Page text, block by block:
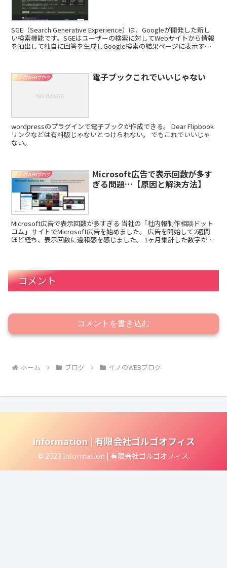
SGE（Search Generative Experience）は、Googleが開発した新し
い検索機能です。SGEはユーザーの検索に対してWebサイトから情報
を抽出して独自に回答を生成しGoogle検索の結果ページに表示する
イノのWEBブログ 電子ブックこれでいいじゃない
wordpressのプラグインで電子ブックが作成できる。 Dear Flipbook
リンクなどは有料版じゃないとつけられない。 でもこれでいいじゃ
ない。
イノのWEBブログ
Microsoft広告で表示回数が多す
ぎる問題…【原因と解決方法】
Microsoft広告で表示回数が多すぎる 当社の「社内報制作相談ドット
コム」サイトでMicrosoft広告を始めました。 広告を開始して2週間
ほど経ち、表示回数に違和感を感じました。 1ヶ月集計した数字がこ
コメント
コメントを書き込む
ホーム ブログ イノのWEBブログ
Information | 有限会社ゴルゴオフィス
© 2023 Information | 有限会社ゴルゴオフィス.